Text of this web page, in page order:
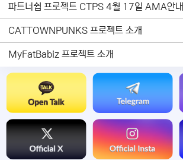
파트너쉽 프로젝트 CTPS 4월 17일 AMA안내.
CATTOWNPUNKS 프로젝트 소개
MyFatBabiz 프로젝트 소개